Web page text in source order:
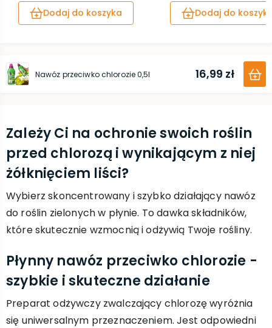
Dodaj do koszyka
Dodaj do
Nawóz przeciwko chlorozie 0,5l 16,99 zł
Zależy Ci na ochronie swoich roślin
przed chlorozą i wynikającym z niej
żółknięciem liści?
Wybierz skoncentrowany i szybko działający nawóz
do roślin zielonych w płynie. To dawka składników,
które skutecznie wzmocnią i odżywią Twoje rośliny.
Płynny nawóz przeciwko chlorozie -
szybkie i skuteczne działanie
Preparat odżywczy zwalczający chlorozę wyróżnia
się uniwersalnym przeznaczeniem. Jest odpowiedni